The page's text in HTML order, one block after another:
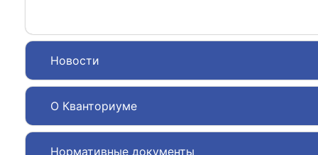
Новости
О Кванториуме
Нормативные документы